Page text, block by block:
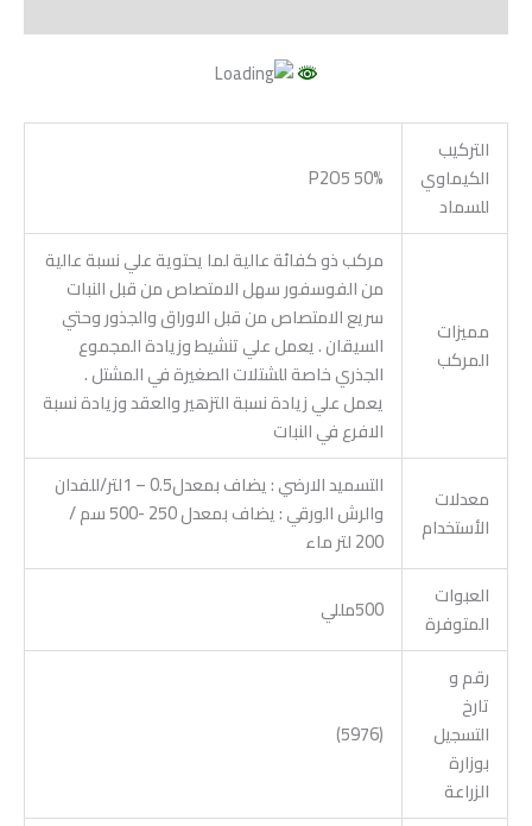
التركيب
الكيماوي
للسماد
P2O5 50%
مميزات
المركب
مركب ذو كفائة عالية لما يحتوية علي نسبة عالية
من الفوسفور سهل الامتصاص من قبل النبات
سريع الامتصاص من قبل الاوراق والجذور وحتي
السيقان . يعمل علي تنشيط وزيادة المجموع
الجذري خاصة للشتلات الصغيرة في المشتل .
يعمل علي زيادة نسبة التزهير والعقد وزيادة نسبة
الافرع في النبات
معدلات
الأستخدام
التسميد الارضي : يضاف بمعدل0.5 – 1لتر/للفدان
والرش الورقي : يضاف بمعدل 250 -500 سم /
200 لتر ماء
العبوات
المتوفرة
500مللي
رقم و
تارخ
التسجيل
بوزارة
الزراعة
(5976)